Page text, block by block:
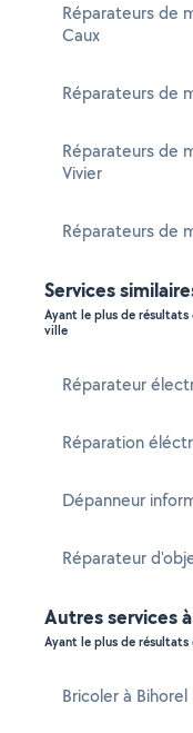
Réparateurs de
Caux
Réparateurs de
Réparateurs de
Vivier
Réparateurs de
Services
Ayant le plus de
ville
Réparateur
Réparation
Dépanneur
Réparateur
Autres services
Ayant le plus de
Bricoler à Bihorel